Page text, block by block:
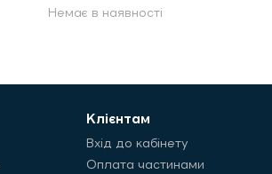
Немає в наявності
Клієнтам
Вхід до кабінету
Оплата частинами